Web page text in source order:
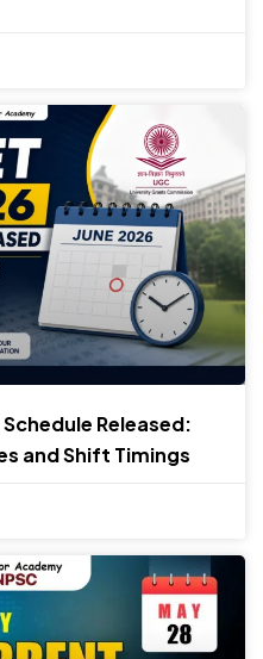
Schedule Released:
and Shift Timings